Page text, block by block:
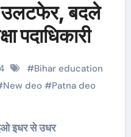
उलटफेर, बदले
पदाधिकारी
#Bihar education
New deo#Patna deo
इधर से उधर